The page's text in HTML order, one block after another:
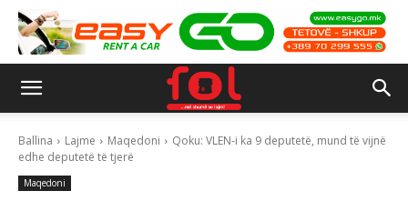
Ballina Lajme Maqedoni
Qoku: VLEN-i ka 9 deputetë, mund të vijnë
edhe deputetë të tjerë
Maqedoni